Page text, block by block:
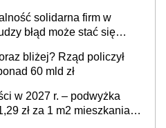
solidarna firm w
błąd może stać się
bliżej? Rząd policzył
60 mld zł
w 2027 r. – podwyżka
zł za 1 m2 mieszkania,